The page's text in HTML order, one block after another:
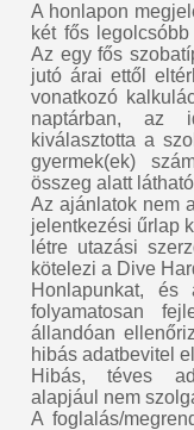
A honlapon
két fős
Az egy fős
jutó árai ettől
vonatkozó
naptárban, az
kiválasztotta a
gyermek(ek)
összeg alatt
Az ajánlatok nem
jelentkezési űrlap
létre utazási
kötelezi a Dive
Honlapunkat, és
folyamatosan
állandóan
hibás adatbevitel
Hibás, téves
alapjául nem
A foglalás/